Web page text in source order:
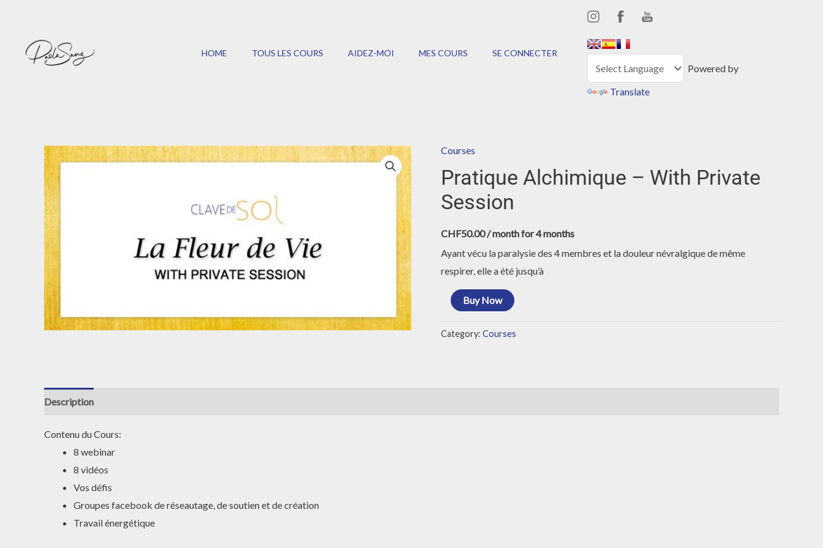
HOME TOUS LES COURS AIDEZ-MOI MES COURS SE CONNECTER
Powered by
Translate
Courses
Pratique Alchimique – With Private
Session
CHF50.00 / month for 4 months
Ayant vécu la paralysie des 4 membres et la douleur névralgique de même
respirer, elle a été jusqu’à
Buy Now
Category: Courses
Description
Contenu du Cours:
8 webinar
8 vidéos
Vos défis
Groupes facebook de réseautage, de soutien et de création
Travail énergétique